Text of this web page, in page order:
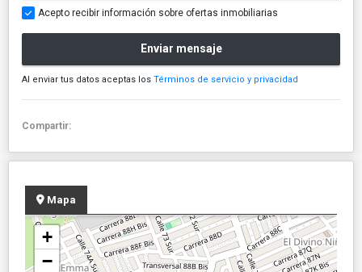
Acepto recibir información sobre ofertas inmobiliarias
Enviar mensaje
Al enviar tus datos aceptas los Términos de servicio y privacidad
Compartir:
Mapa
+
−